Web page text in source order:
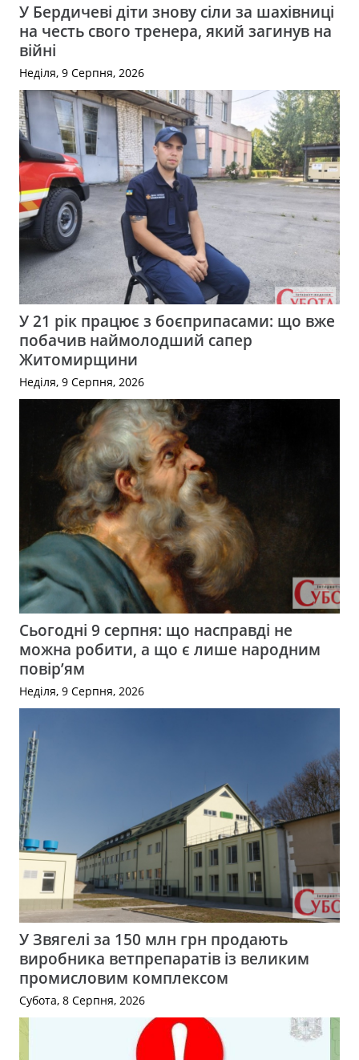
У Бердичеві діти знову сіли за шахівниці
на честь свого тренера, який загинув на
війні
Неділя, 9 Серпня, 2026
У 21 рік працює з боєприпасами: що вже
побачив наймолодший сапер
Житомирщини
Неділя, 9 Серпня, 2026
Сьогодні 9 серпня: що насправді не
можна робити, а що є лише народним
повір’ям
Неділя, 9 Серпня, 2026
У Звягелі за 150 млн грн продають
виробника ветпрепаратів із великим
промисловим комплексом
Субота, 8 Серпня, 2026